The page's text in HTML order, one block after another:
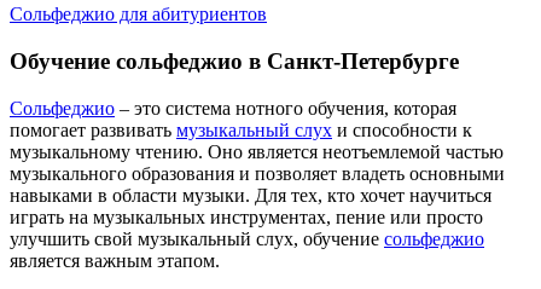
Сольфеджио для абитуриентов
Обучение сольфеджио в Санкт-Петербурге
Сольфеджио – это система нотного обучения, которая
помогает развивать музыкальный слух и способности к
музыкальному чтению. Оно является неотъемлемой частью
музыкального образования и позволяет владеть основными
навыками в области музыки. Для тех, кто хочет научиться
играть на музыкальных инструментах, пение или просто
улучшить свой музыкальный слух, обучение сольфеджио
является важным этапом.